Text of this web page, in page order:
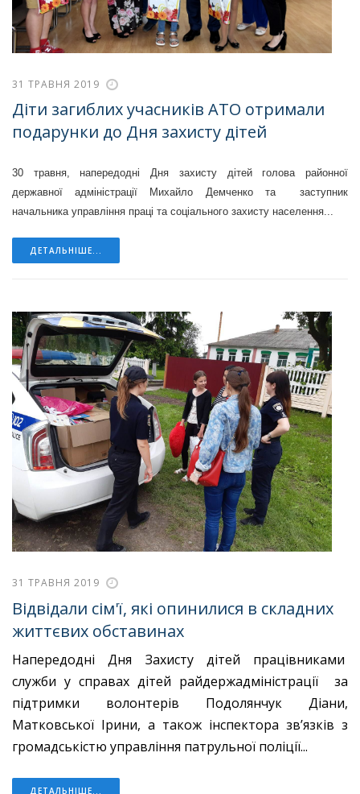
31 ТРАВНЯ 2019
Діти загиблих учасників АТО отримали
подарунки до Дня захисту дітей
30 травня, напередодні Дня захисту дітей голова районної
державної адміністрації Михайло Демченко та заступник
начальника управління праці та соціального захисту населення...
ДЕТАЛЬНІШЕ...
31 ТРАВНЯ 2019
Відвідали сім'ї, які опинилися в складних
життєвих обставинах
Напередодні Дня Захисту дітей працівниками
служби у справах дітей райдержадміністрації за
підтримки волонтерів Подолянчук Діани,
Матковської Ірини, а також інспектора зв’язків з
громадськістю управління патрульної поліції...
ДЕТАЛЬНІШЕ...